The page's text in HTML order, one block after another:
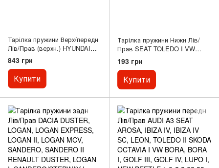
Тарілка пружини Верх/передн
Лів/Прав (верхн.) HYUNDAI
IX55, SANTA FÉ II 2.0D-3.8
03.06-12.12
843 грн
Купити
Тарілка пружини Нижн Лів/
Прав SEAT TOLEDO I VW
GOLF II, GOLF III, JETTA II,
PASSAT B2, PASSAT B3/B4,
SANTANA, VENTO 1.0-2.8
09.79-03.99
193 грн
Купити